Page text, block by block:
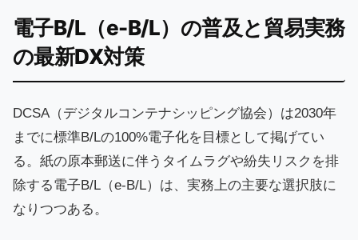
電子B/L（e-B/L）の普及と貿易実務
の最新DX対策
DCSA（デジタルコンテナシッピング協会）は2030年
までに標準B/Lの100%電子化を目標として掲げてい
る。紙の原本郵送に伴うタイムラグや紛失リスクを排
除する電子B/L（e-B/L）は、実務上の主要な選択肢に
なりつつある。